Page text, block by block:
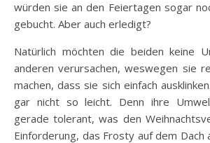
würden sie an den Feiertagen sogar
gebucht. Aber auch erledigt?
Natürlich möchten die beiden keine
anderen verursachen, weswegen sie
machen, dass sie sich einfach
gar nicht so leicht. Denn ihre
gerade tolerant, was den
Einforderung, das Frosty auf dem